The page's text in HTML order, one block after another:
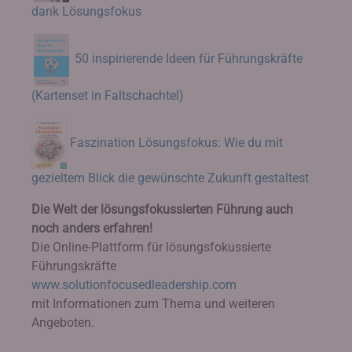
dank Lösungsfokus
50 inspirierende Ideen für Führungskräfte
(Kartenset in Faltschachtel)
Faszination Lösungsfokus: Wie du mit
gezieltem Blick die gewünschte Zukunft gestaltest
Die Welt der lösungsfokussierten Führung auch
noch anders erfahren!
Die Online-Plattform für lösungsfokussierte
Führungskräfte
www.solutionfocusedleadership.com
mit Informationen zum Thema und weiteren
Angeboten.